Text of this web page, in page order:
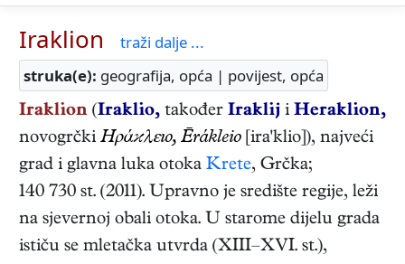
Iraklion
traži dalje ...
struka(e): geografija, opća | povijest, opća
Iraklion (Iraklio, također Iraklij i Heraklion,
novogrčki Hράϰλεıο, Ērákleio [ira'klio]), najveći
grad i glavna luka otoka Krete, Grčka;
140 730 st. (2011). Upravno je središte regije, leži
na sjevernoj obali otoka. U starome dijelu grada
ističu se mletačka utvrda (XIII–XVI. st.),